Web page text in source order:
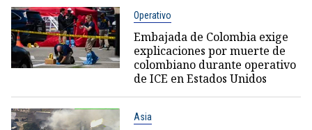
Operativo
Embajada de Colombia exige
explicaciones por muerte de
colombiano durante operativo
de ICE en Estados Unidos
Asia